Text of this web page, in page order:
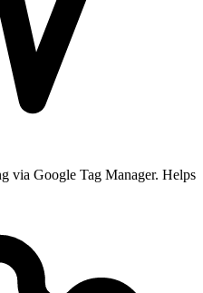
via Google Tag Manager. Helps